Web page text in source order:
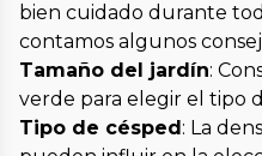
bien cuidado durante
contamos algunos
Tamaño del jardín:
verde para elegir el tipo
Tipo de césped : La